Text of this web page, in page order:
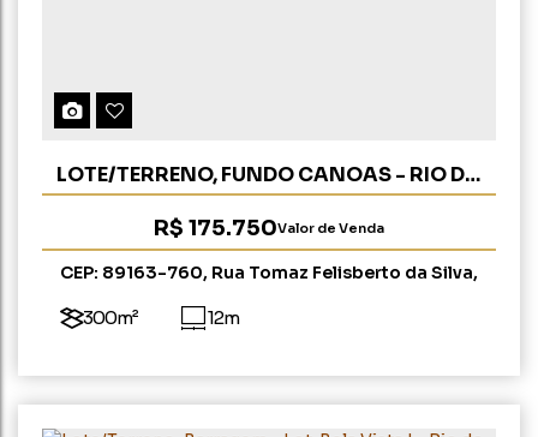
LOTE/TERRENO, FUNDO CANOAS - RIO DO
SUL
R$ 175.750Valor de Venda
CEP: 89163-760, Rua Tomaz Felisberto da Silva,
300m² 12m